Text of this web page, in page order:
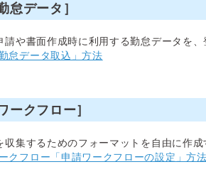
怠データ］
請や書面作成時に利用する勤怠データを、
勤怠データ取込」方法
ークフロー］
収集するためのフォーマットを自由に作成
クフロー「申請ワークフローの設定」方法